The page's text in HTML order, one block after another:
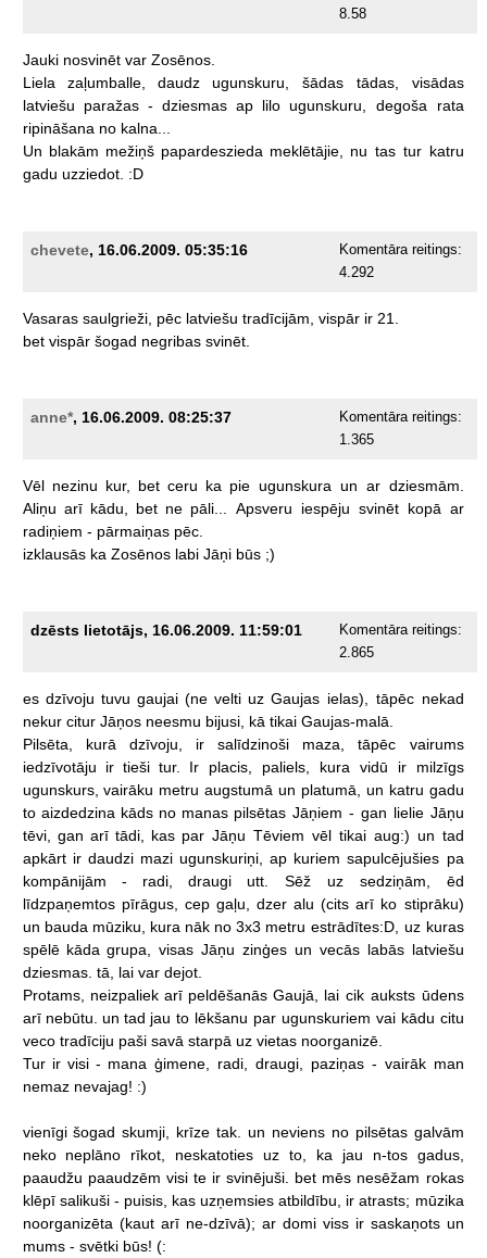
8.58
Jauki nosvinēt var Zosēnos.
Liela
zaļumballe, daudz ugunskuru, šādas tādas,
visādas
latviešu
paražas - dziesmas ap lilo ugunskuru, degoša
rata
ripināšana no kalna...
Un blakām mežiņš papardeszieda meklētājie, nu tas tur katru
gadu uzziedot. :D
chevete, 16.06.2009. 05:35:16
Komentāra reitings:
4.292
Vasaras saulgrieži, pēc latviešu tradīcijām, vispār ir 21.
bet vispār šogad negribas svinēt.
anne*, 16.06.2009. 08:25:37
Komentāra reitings:
1.365
Vēl nezinu kur, bet ceru ka pie ugunskura un ar dziesmām.
Aliņu arī kādu, bet ne pāli... Apsveru iespēju svinēt kopā ar
radiņiem - pārmaiņas pēc.
izklausās ka Zosēnos labi Jāņi būs ;)
dzēsts lietotājs, 16.06.2009. 11:59:01
Komentāra reitings:
2.865
es dzīvoju tuvu gaujai (ne velti uz Gaujas ielas), tāpēc nekad
nekur citur Jāņos neesmu bijusi, kā tikai Gaujas-malā.
Pilsēta,
kurā dzīvoju, ir salīdzinoši maza, tāpēc
vairums
iedzīvotāju
ir tieši tur. Ir placis, paliels, kura vidū ir
milzīgs
ugunskurs, vairāku metru augstumā un platumā, un katru gadu
to aizdedzina kāds no manas pilsētas Jāņiem - gan lielie Jāņu
tēvi,
gan arī tādi, kas par Jāņu Tēviem vēl tikai aug:) un tad
apkārt ir daudzi mazi ugunskuriņi, ap kuriem sapulcējušies pa
kompānijām
- radi, draugi utt. Sēž uz sedziņām,
ēd
līdzpaņemtos pīrāgus, cep gaļu, dzer alu (cits arī ko stiprāku)
un bauda mūziku, kura nāk no 3x3 metru estrādītes:D, uz kuras
spēlē kāda grupa, visas Jāņu zinģes un vecās labās latviešu
dziesmas. tā, lai var dejot.
Protams,
neizpaliek arī peldēšanās Gaujā, lai cik auksts ūdens
arī nebūtu. un tad jau to lēkšanu par ugunskuriem vai kādu citu
veco tradīciju paši savā starpā uz vietas noorganizē.
Tur ir visi - mana ģimene, radi, draugi, paziņas - vairāk man
nemaz nevajag! :)
vienīgi šogad skumji, krīze tak. un neviens no pilsētas galvām
neko neplāno rīkot, neskatoties uz to, ka jau n-tos gadus,
paaudžu paaudzēm visi te ir svinējuši. bet mēs nesēžam rokas
klēpī salikuši - puisis, kas uzņemsies atbildību, ir atrasts; mūzika
noorganizēta (kaut arī ne-dzīvā); ar domi viss ir saskaņots un
mums - svētki būs! (: